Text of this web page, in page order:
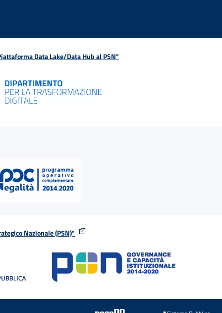
Data Lake/Data Hub al PSN"
Nazionale (PSN)"